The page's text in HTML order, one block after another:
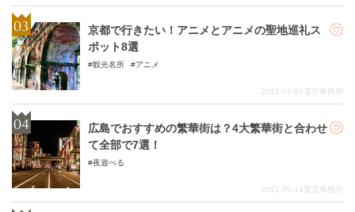
京都で行きたい！アニメとアニメの聖地巡礼ス
ポット8選
観光名所 アニメ
2021-07-07運営事務局
広島でおすすめの繁華街は？4大繁華街と合わせ
て全部で7選！
夜遊べる
2021-05-14運営事務局